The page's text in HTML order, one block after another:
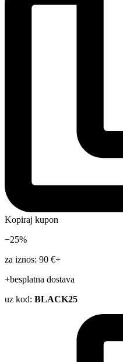
Kopiraj kupon
−25%
za iznos: 90 €+
+besplatna dostava
uz kod: BLACK25